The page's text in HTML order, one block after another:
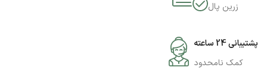
زرین پال
پشتیبانی 24 ساعته
کمک نامحدود